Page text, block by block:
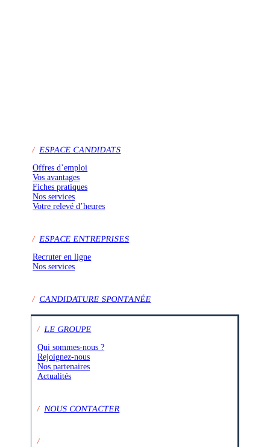
/ ESPACE CANDIDATS
Offres d’emploi
Vos avantages
Fiches pratiques
Nos services
Votre relevé d’heures
/ ESPACE ENTREPRISES
Recruter en ligne
Nos services
/ CANDIDATURE SPONTANÉE
/ LE GROUPE
Qui sommes-nous ?
Rejoignez-nous
Nos partenaires
Actualités
/NOUS CONTACTER
/